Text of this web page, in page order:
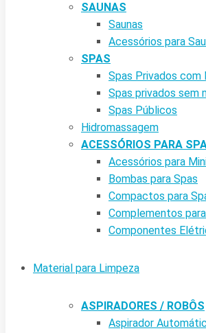
SAUNAS
Saunas
Acessórios para
SPAS
Spas Privados com
Spas privados sem
Spas Públicos
Hidromassagem
ACESSÓRIOS PARA
Acessórios para
Bombas para Spas
Compactos para
Complementos
Componentes
Material para Limpeza
ASPIRADORES / ROBÔS
Aspirador